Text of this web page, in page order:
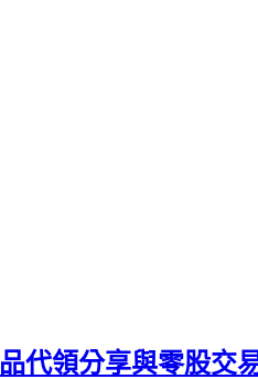
代領分享與零股交